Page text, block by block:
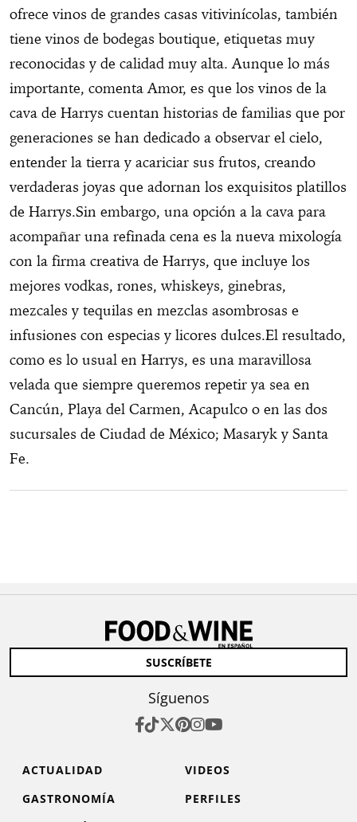
ofrece vinos de grandes casas vitivinícolas, también
tiene vinos de bodegas boutique, etiquetas muy
reconocidas y de calidad muy alta. Aunque lo más
importante, comenta Amor, es que los vinos de la
cava de Harrys cuentan historias de familias que por
generaciones se han dedicado a observar el cielo,
entender la tierra y acariciar sus frutos, creando
verdaderas joyas que adornan los exquisitos platillos
de Harrys.Sin embargo, una opción a la cava para
acompañar una refinada cena es la nueva mixología
con la firma creativa de Harrys, que incluye los
mejores vodkas, rones, whiskeys, ginebras,
mezcales y tequilas en mezclas asombrosas e
infusiones con especias y licores dulces.El resultado,
como es lo usual en Harrys, es una maravillosa
velada que siempre queremos repetir ya sea en
Cancún, Playa del Carmen, Acapulco o en las dos
sucursales de Ciudad de México; Masaryk y Santa
Fe.
SUSCRÍBETE
Síguenos
ACTUALIDAD
VIDEOS
GASTRONOMÍA
PERFILES